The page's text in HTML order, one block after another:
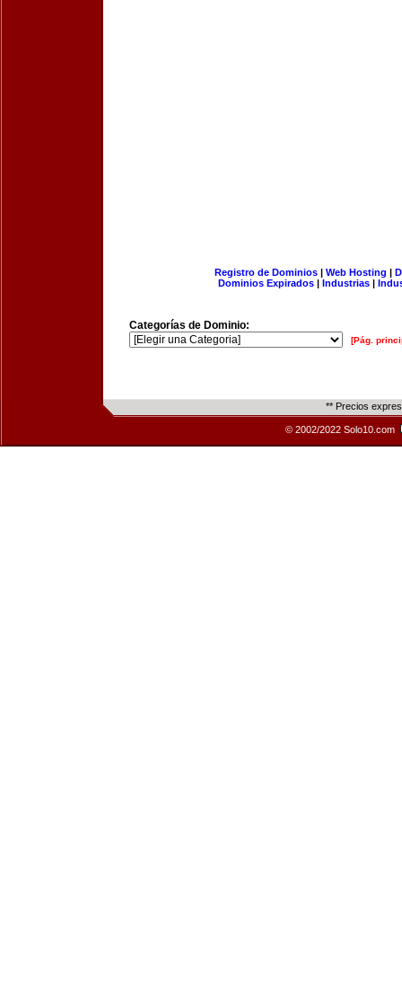
Registro de Dominios| Web Hosting |
Dominios Expirados | Industrias |
Categorías de Dominio:
[Pág.
** Precios
© 2002/2022 Solo10.com